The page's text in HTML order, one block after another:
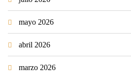
mayo 2026
abril 2026
marzo 2026